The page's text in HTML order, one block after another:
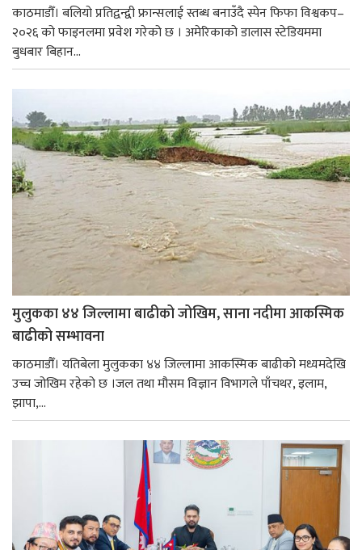
काठमाडौँ। बलियो प्रतिद्वन्द्वी फ्रान्सलाई स्तब्ध बनाउँदै स्पेन फिफा विश्वकप–
२०२६ को फाइनलमा प्रवेश गरेको छ । अमेरिकाको डालास स्टेडियममा
बुधबार बिहान...
मुलुकका ४४ जिल्लामा बाढीको जोखिम, साना नदीमा आकस्मिक
बाढीको सम्भावना
काठमाडौँ। यतिबेला मुलुकका ४४ जिल्लामा आकस्मिक बाढीको मध्यमदेखि
उच्च जोखिम रहेको छ ।जल तथा मौसम विज्ञान विभागले पाँचथर, इलाम,
झापा,...